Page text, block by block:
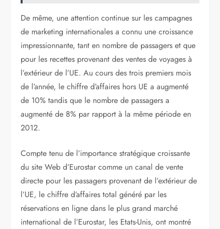
De même, une attention continue sur les campagnes
de marketing internationales a connu une croissance
impressionnante, tant en nombre de passagers et que
pour les recettes provenant des ventes de voyages à
l’extérieur de l’UE. Au cours des trois premiers mois
de l’année, le chiffre d’affaires hors UE a augmenté
de 10% tandis que le nombre de passagers a
augmenté de 8% par rapport à la même période en
2012.
Compte tenu de l’importance stratégique croissante
du site Web d’Eurostar comme un canal de vente
directe pour les passagers provenant de l’extérieur de
l’UE, le chiffre d’affaires total généré par les
réservations en ligne dans le plus grand marché
international de l’Eurostar, les Etats-Unis, ont montré